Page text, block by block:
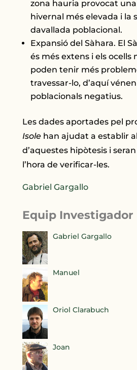
zona hauria provocat
hivernal més elevada i la
davallada poblacional.
Expansió del Sàhara. El
és més extens i els ocells
poden tenir més
travessar-lo, d’aquí
poblacionals negatius.
Les dades aportades pel
Isole han ajudat a establir
d’aquestes hipòtesis i
l’hora de verificar-les.
Gabriel Gargallo
Equip Investigador
Gabriel Gargallo
Manuel
Oriol Clarabuch
Joan